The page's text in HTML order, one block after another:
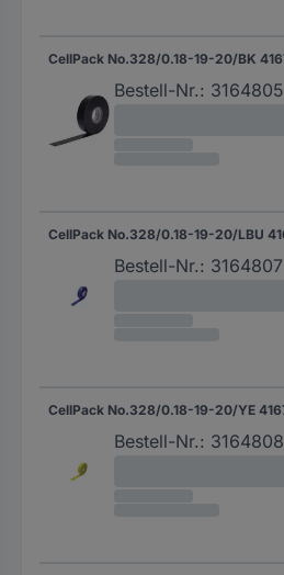
Bestell-Nr.: 3164805
Bestell-Nr.: 3164807
Bestell-Nr.: 3164808